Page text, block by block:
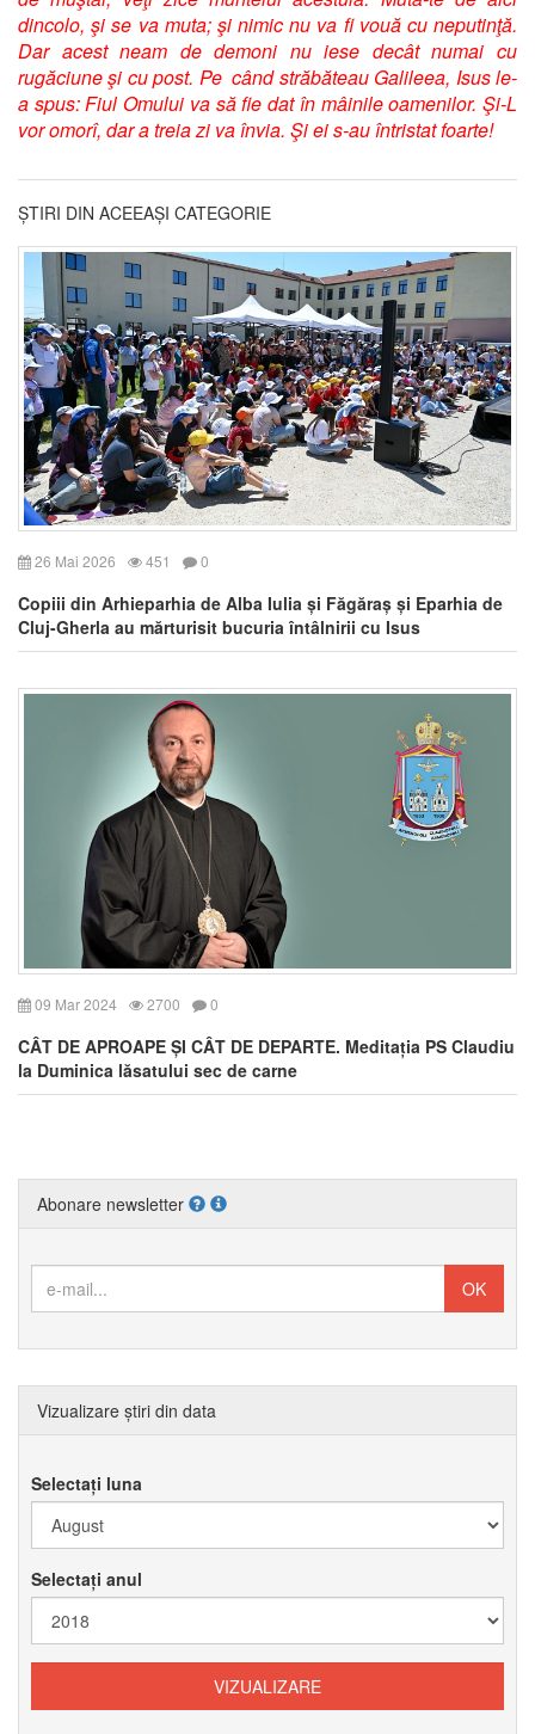
dincolo, şi se va muta; şi nimic nu va fi vouă cu neputinţă.
Dar acest neam de demoni nu iese decât numai cu
rugăciune şi cu post. Pe când străbăteau Galileea, Isus le-
a spus: Fiul Omului va să fie dat în mâinile oamenilor. Şi-L
vor omorî, dar a treia zi va învia. Şi ei s-au întristat foarte!
ȘTIRI DIN ACEEAȘI CATEGORIE
26 Mai 2026 451 0
Copiii din Arhieparhia de Alba Iulia și Făgăraș și Eparhia de
Cluj-Gherla au mărturisit bucuria întâlnirii cu Isus
09 Mar 2024 2700 0
CÂT DE APROAPE ȘI CÂT DE DEPARTE. Meditația PS Claudiu
la Duminica lăsatului sec de carne
Abonare newsletter
Vizualizare știri din data
Selectați luna
Selectați anul